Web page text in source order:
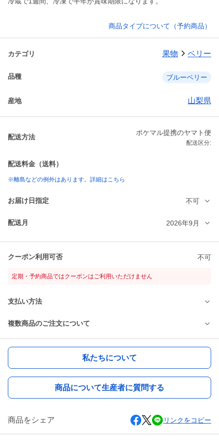
商品タイプについて（予約商品）
カテゴリ 果物 ベリー
品種 ブルーベリー
産地 山梨県
配送方法
ポケマル提携のヤマト便
配送区分:
配送料金（送料）
※離島などの例外はあります。詳細はこちら
お届け日指定 不可
配送月 2026年9月
クーポン利用可否 不可
定期・予約商品ではクーポンはご利用いただけません
支払い方法
複数商品のご注文について
私たちについて
商品について生産者に質問する
商品をシェア リンクをコピー